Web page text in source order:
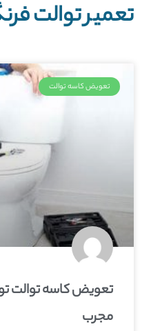
تعمیر توالت
تعویض کاسه توالت
تعویض کاسه توالت
مجرب